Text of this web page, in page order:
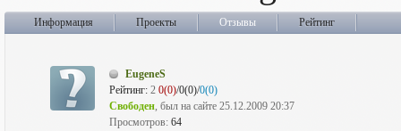
Информация Проекты Отзывы Рейтинг
EugeneS
Рейтинг: 2 0(0)/0(0)/0(0)
Свободен, был на сайте 25.12.2009 20:37
Просмотров: 64